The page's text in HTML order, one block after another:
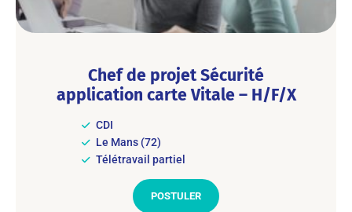
Chef de projet Sécurité
application carte Vitale – H/F/X
CDI
Le Mans (72)
Télétravail partiel
POSTULER